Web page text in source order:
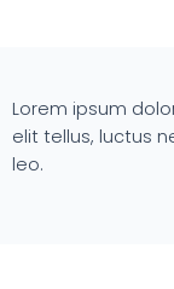
Lorem ipsum
elit tellus, luctus
leo.